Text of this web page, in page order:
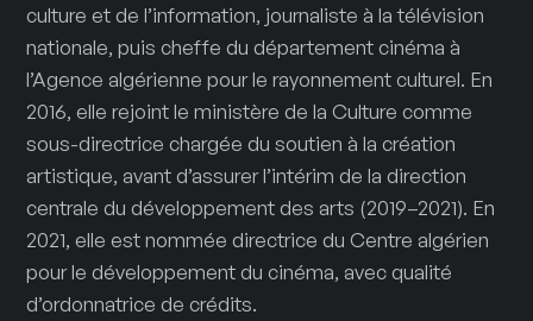
culture et de l’information, journaliste à la télévision
nationale, puis cheffe du département cinéma à
l’Agence algérienne pour le rayonnement culturel. En
2016, elle rejoint le ministère de la Culture comme
sous-directrice chargée du soutien à la création
artistique, avant d’assurer l’intérim de la direction
centrale du développement des arts (2019–2021). En
2021, elle est nommée directrice du Centre algérien
pour le développement du cinéma, avec qualité
d’ordonnatrice de crédits.